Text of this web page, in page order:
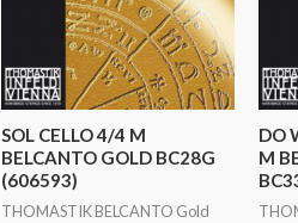
SOL CELLO 4/4 M
BELCANTO GOLD BC28G
(606593)
THOMASTIK BELCANTO Gold
DO
M